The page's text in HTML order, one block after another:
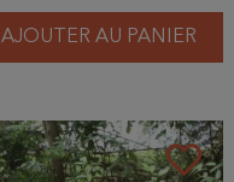
AJOUTER AU PANIER
favorite_border